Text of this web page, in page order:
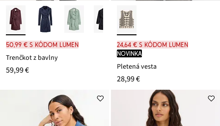
50,99 € s kódom LUMEN
Trenčkot z bavlny
59,99 €
24,64 € s kódom LUMEN
novinka
Pletená vesta
28,99 €